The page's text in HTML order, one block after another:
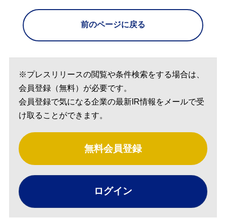
前のページに戻る
※プレスリリースの閲覧や条件検索をする場合は、
会員登録（無料）が必要です。
会員登録で気になる企業の最新IR情報をメールで受
け取ることができます。
無料会員登録
ログイン